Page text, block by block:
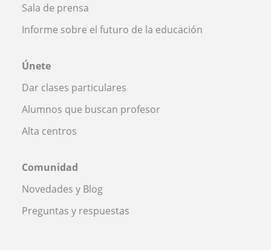
Sala de prensa
Informe sobre el futuro de la educación
Únete
Dar clases particulares
Alumnos que buscan profesor
Alta centros
Comunidad
Novedades y Blog
Preguntas y respuestas